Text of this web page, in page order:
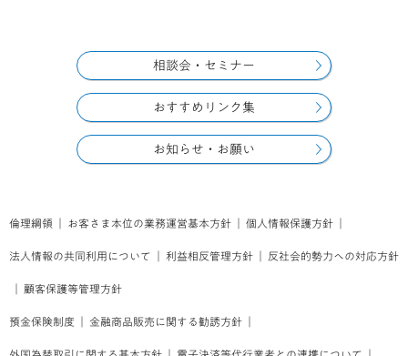
相談会・セミナー
おすすめリンク集
お知らせ・お願い
倫理綱領 お客さま本位の業務運営基本方針 個人情報保護方針
法人情報の共同利用について 利益相反管理方針 反社会的勢力への対応方針
顧客保護等管理方針
預金保険制度 金融商品販売に関する勧誘方針